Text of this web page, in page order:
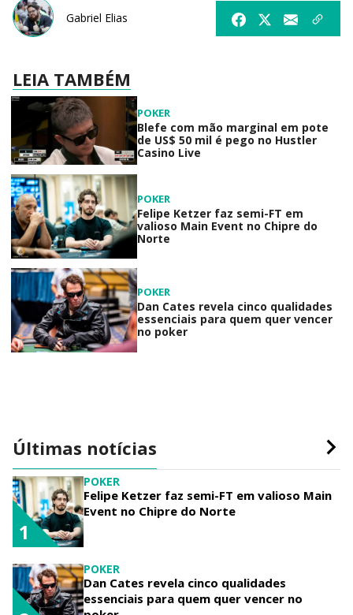
Gabriel Elias
LEIA TAMBÉM
POKER
Blefe com mão marginal em pote
de US$ 50 mil é pego no Hustler
Casino Live
POKER
Felipe Ketzer faz semi-FT em
valioso Main Event no Chipre do
Norte
POKER
Dan Cates revela cinco qualidades
essenciais para quem quer vencer
no poker
Últimas notícias
POKER
Felipe Ketzer faz semi-FT em valioso Main
Event no Chipre do Norte
1
POKER
Dan Cates revela cinco qualidades
essenciais para quem quer vencer no